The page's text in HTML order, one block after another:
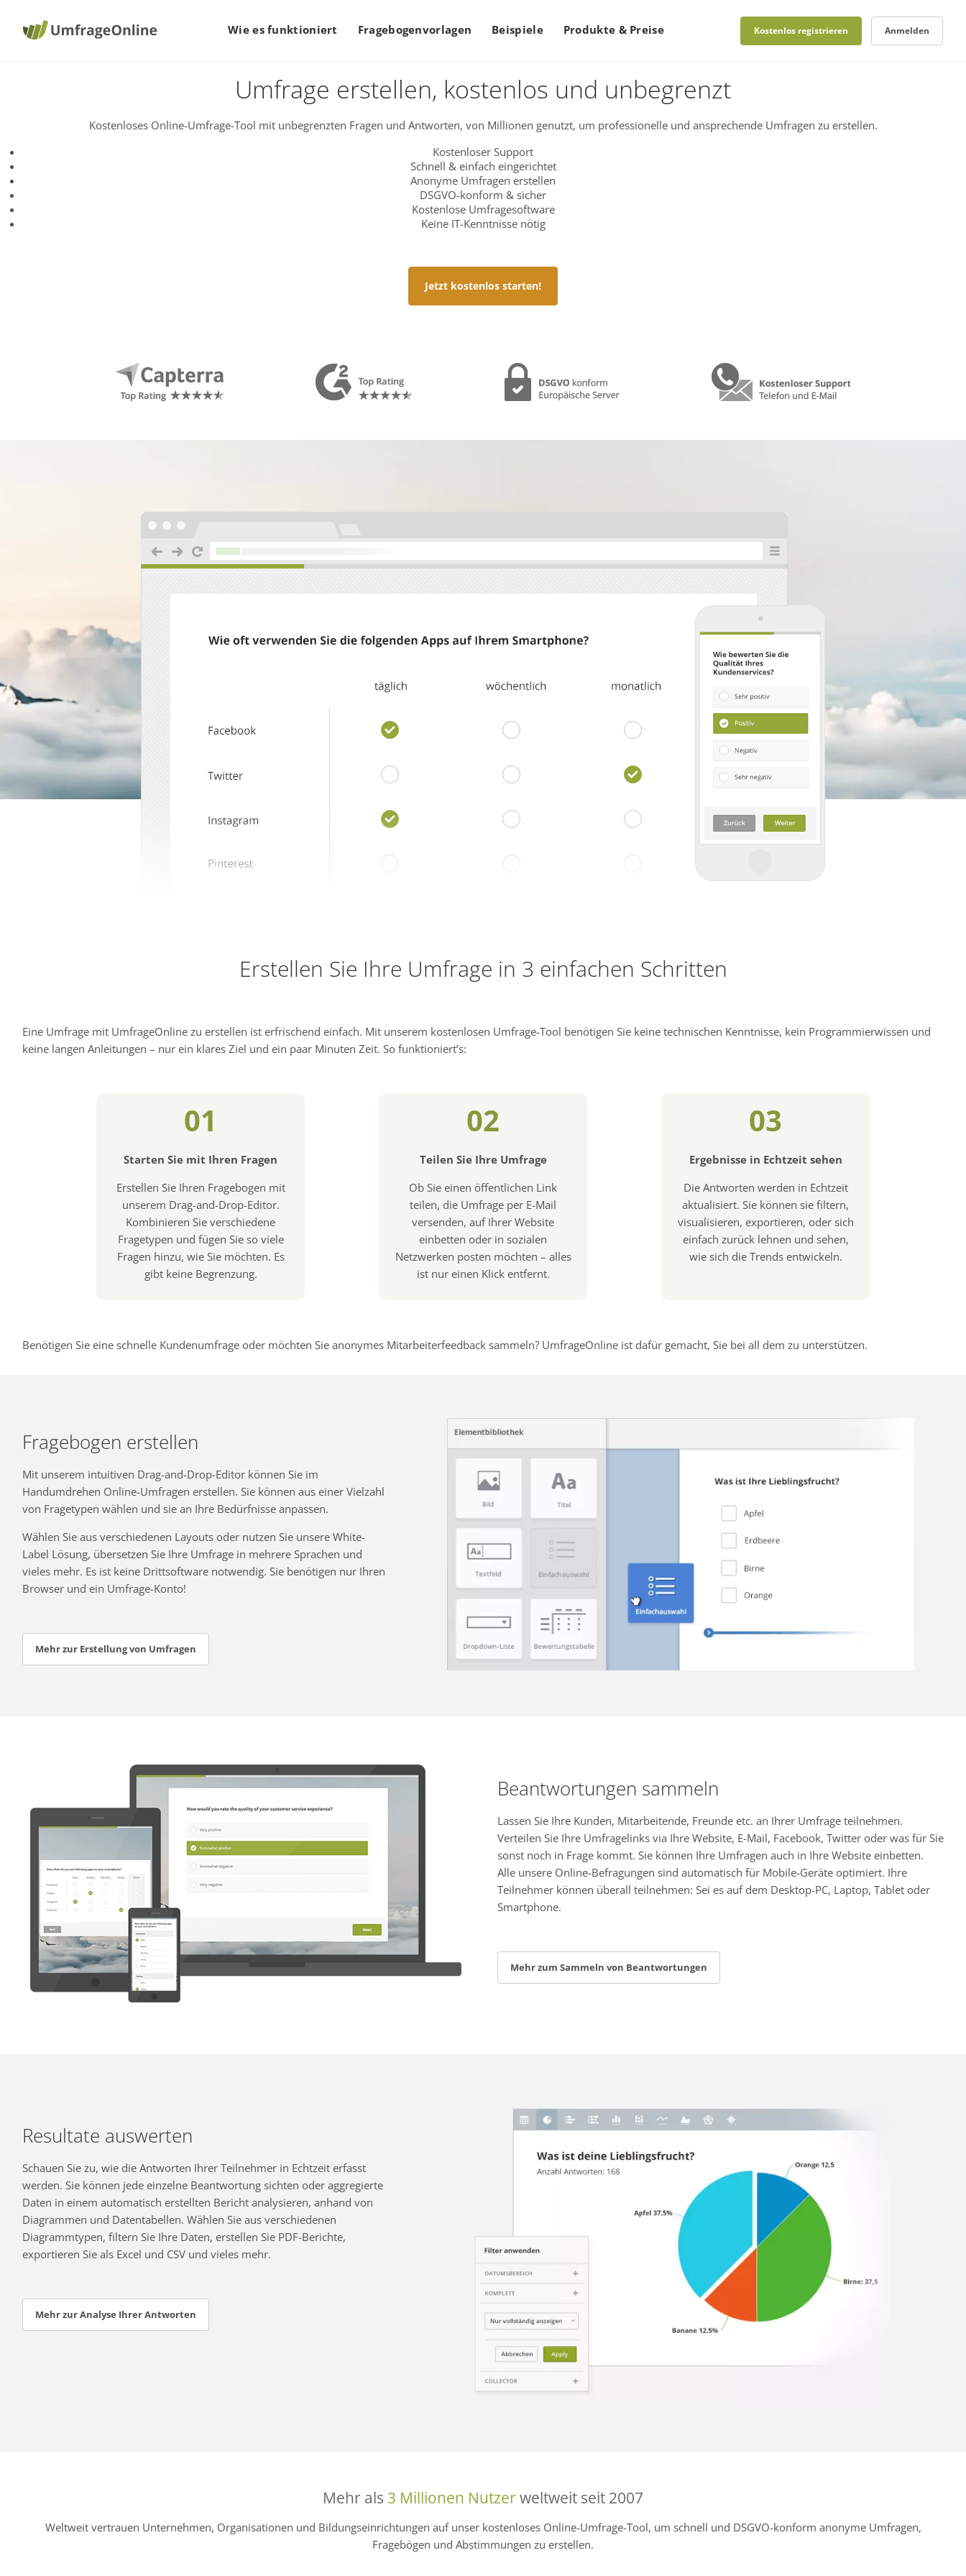
Wie es funktioniert Fragebogenvorlagen Beispiele Produkte & Preise Kostenlos registrieren Anmelden
Umfrage erstellen, kostenlos und unbegrenzt
Kostenloses Online-Umfrage-Tool mit unbegrenzten Fragen und Antworten, von Millionen genutzt, um professionelle und ansprechende Umfragen zu erstellen.
Kostenloser Support
Schnell & einfach eingerichtet
Anonyme Umfragen erstellen
DSGVO-konform & sicher
Kostenlose Umfragesoftware
Keine IT-Kenntnisse nötig
Jetzt kostenlos starten!
Erstellen Sie Ihre Umfrage in 3 einfachen Schritten
Eine Umfrage mit UmfrageOnline zu erstellen ist erfrischend einfach. Mit unserem kostenlosen Umfrage-Tool benötigen Sie keine technischen Kenntnisse, kein Programmierwissen und
keine langen Anleitungen – nur ein klares Ziel und ein paar Minuten Zeit. So funktioniert’s:
01
Starten Sie mit Ihren Fragen
Erstellen Sie Ihren Fragebogen mit
unserem Drag-and-Drop-Editor.
Kombinieren Sie verschiedene
Fragetypen und fügen Sie so viele
Fragen hinzu, wie Sie möchten. Es
gibt keine Begrenzung.
02
Teilen Sie Ihre Umfrage
Ob Sie einen öffentlichen Link
teilen, die Umfrage per E-Mail
versenden, auf Ihrer Website
einbetten oder in sozialen
Netzwerken posten möchten – alles
ist nur einen Klick entfernt.
03
Ergebnisse in Echtzeit sehen
Die Antworten werden in Echtzeit
aktualisiert. Sie können sie filtern,
visualisieren, exportieren, oder sich
einfach zurück lehnen und sehen,
wie sich die Trends entwickeln.
Benötigen Sie eine schnelle Kundenumfrage oder möchten Sie anonymes Mitarbeiterfeedback sammeln? UmfrageOnline ist dafür gemacht, Sie bei all dem zu unterstützen.
Fragebogen erstellen
Mit unserem intuitiven Drag-and-Drop-Editor können Sie im
Handumdrehen Online-Umfragen erstellen. Sie können aus einer Vielzahl
von Fragetypen wählen und sie an Ihre Bedürfnisse anpassen.
Wählen Sie aus verschiedenen Layouts oder nutzen Sie unsere White-
Label Lösung, übersetzen Sie Ihre Umfrage in mehrere Sprachen und
vieles mehr. Es ist keine Drittsoftware notwendig. Sie benötigen nur Ihren
Browser und ein Umfrage-Konto!
Mehr zur Erstellung von Umfragen
Beantwortungen sammeln
Lassen Sie Ihre Kunden, Mitarbeitende, Freunde etc. an Ihrer Umfrage teilnehmen.
Verteilen Sie Ihre Umfragelinks via Ihre Website, E-Mail, Facebook, Twitter oder was für Sie
sonst noch in Frage kommt. Sie können Ihre Umfragen auch in Ihre Website einbetten.
Alle unsere Online-Befragungen sind automatisch für Mobile-Geräte optimiert. Ihre
Teilnehmer können überall teilnehmen: Sei es auf dem Desktop-PC, Laptop, Tablet oder
Smartphone.
Mehr zum Sammeln von Beantwortungen
Resultate auswerten
Schauen Sie zu, wie die Antworten Ihrer Teilnehmer in Echtzeit erfasst
werden. Sie können jede einzelne Beantwortung sichten oder aggregierte
Daten in einem automatisch erstellten Bericht analysieren, anhand von
Diagrammen und Datentabellen. Wählen Sie aus verschiedenen
Diagrammtypen, filtern Sie Ihre Daten, erstellen Sie PDF-Berichte,
exportieren Sie als Excel und CSV und vieles mehr.
Mehr zur Analyse Ihrer Antworten
Mehr als 3 Millionen Nutzerweltweit seit 2007
Weltweit vertrauen Unternehmen, Organisationen und Bildungseinrichtungen auf unser kostenloses Online-Umfrage-Tool, um schnell und DSGVO-konform anonyme Umfragen,
Fragebögen und Abstimmungen zu erstellen.